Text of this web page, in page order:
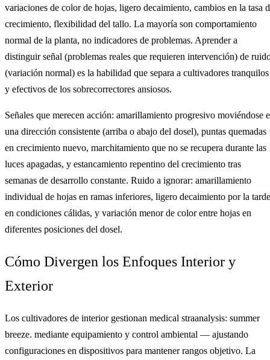
variaciones de color de hojas, ligero decaimiento, cambios en la tasa
crecimiento, flexibilidad del tallo. La mayoría son comportamiento
normal de la planta, no indicadores de problemas. Aprender a
distinguir señal (problemas reales que requieren intervención) de
(variación normal) es la habilidad que separa a cultivadores tranquilos
y efectivos de los sobrecorrectores ansiosos.
Señales que merecen acción: amarillamiento progresivo moviéndose
una dirección consistente (arriba o abajo del dosel), puntas quemadas
en crecimiento nuevo, marchitamiento que no se recupera durante las
luces apagadas, y estancamiento repentino del crecimiento tras
semanas de desarrollo constante. Ruido a ignorar: amarillamiento
individual de hojas en ramas inferiores, ligero decaimiento por la tarde
en condiciones cálidas, y variación menor de color entre hojas en
diferentes posiciones del dosel.
Cómo Divergen los Enfoques Interior y
Exterior
Los cultivadores de interior gestionan medical straanalysis: summer
breeze. mediante equipamiento y control ambiental — ajustando
configuraciones en dispositivos para mantener rangos objetivo. La